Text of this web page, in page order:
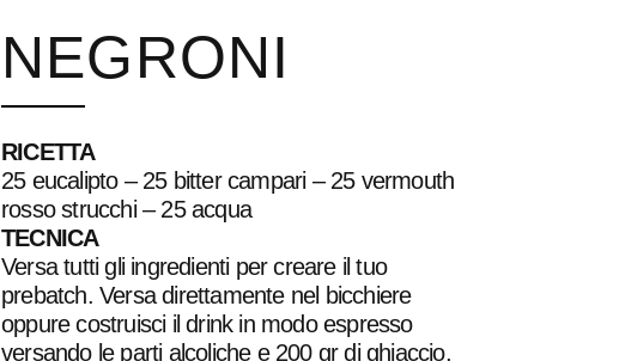
NEGRONI
RICETTA
25 eucalipto – 25 bitter campari – 25 vermouth
rosso strucchi – 25 acqua
TECNICA
Versa tutti gli ingredienti per creare il tuo
prebatch. Versa direttamente nel bicchiere
oppure costruisci il drink in modo espresso
versando le parti alcoliche e 200 gr di ghiaccio,